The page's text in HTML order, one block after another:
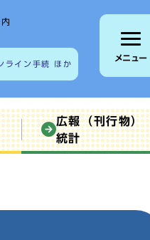
囲
ライン手続 ほか
メニュー
広報（刊行物）
統計